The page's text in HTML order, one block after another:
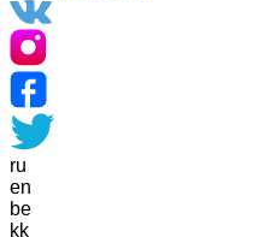
ru
en
be
kk